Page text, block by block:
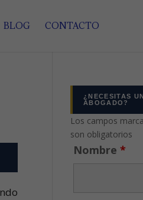
BLOG CONTACTO
¿NECESITAS UN
ABOGADO?
Los campos
son obligatorios
Nombre*